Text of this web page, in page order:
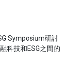
Symposium研討
科技和ESG之間的